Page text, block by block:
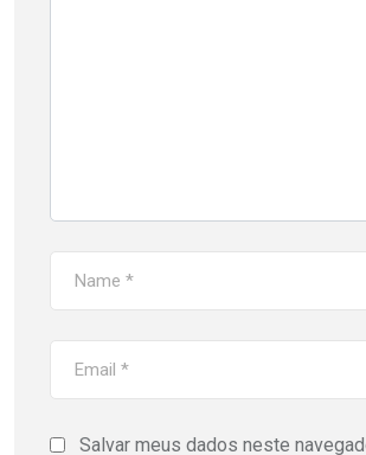
Salvar meus dados neste